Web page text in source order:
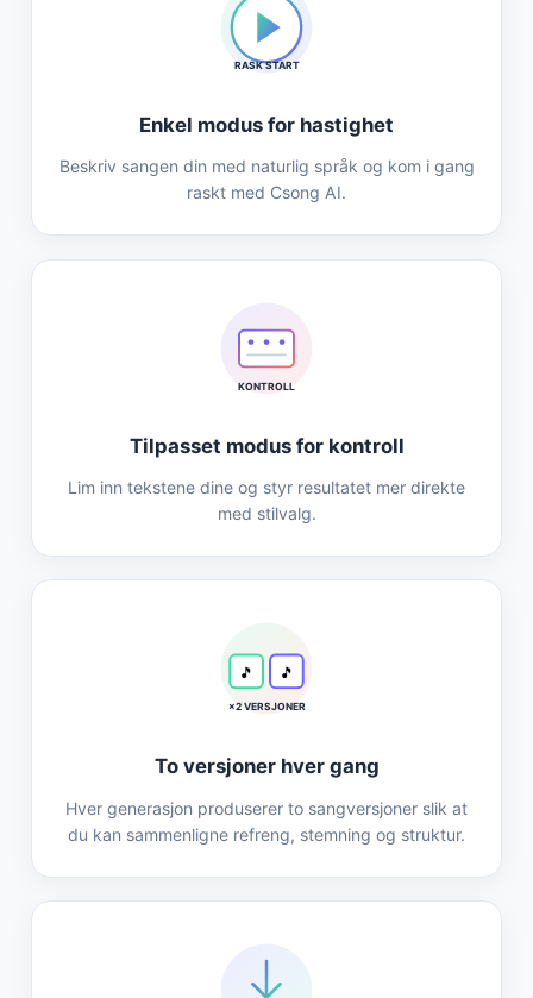
RASK START
Enkel modus for hastighet
Beskriv sangen din med naturlig språk og kom i gang
raskt med Csong AI.
KONTROLL
Tilpasset modus for kontroll
Lim inn tekstene dine og styr resultatet mer direkte
med stilvalg.
🎵 🎵
×2 VERSJONER
To versjoner hver gang
Hver generasjon produserer to sangversjoner slik at
du kan sammenligne refreng, stemning og struktur.